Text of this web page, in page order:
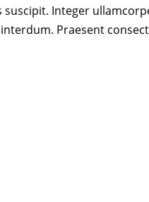
Integer
Praesent